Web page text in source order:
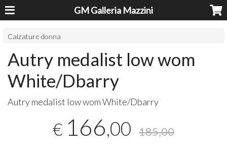
GM Galleria Mazzini
Calzature donna
Autry medalist low wom
White/Dbarry
Autry medalist low wom White/Dbarry
€ 166,00 185,00